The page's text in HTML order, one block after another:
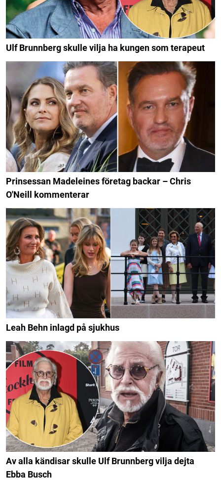
Ulf Brunnberg skulle vilja ha kungen som terapeut
Prinsessan Madeleines företag backar – Chris
O'Neill kommenterar
Leah Behn inlagd på sjukhus
Av alla kändisar skulle Ulf Brunnberg vilja dejta
Ebba Busch